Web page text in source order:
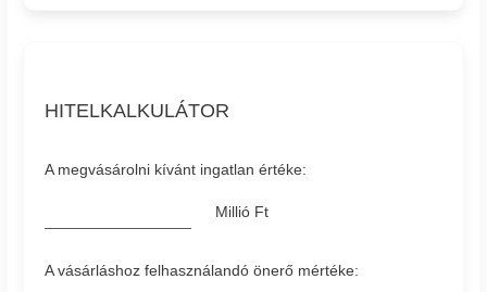
HITELKALKULÁTOR
A megvásárolni kívánt ingatlan értéke:
Millió Ft
A vásárláshoz felhasználandó önerő mértéke: